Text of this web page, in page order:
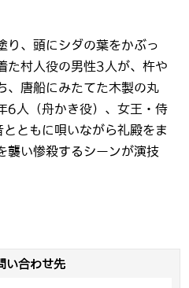
、頭にシダの葉をかぶっ
た村人役の男性3人が、杵や
、唐船にみたてた木製の丸
6人（舟かき役）、女王・侍
ともに唄いながら礼殿をま
襲い惨殺するシーンが演技
い合わせ先